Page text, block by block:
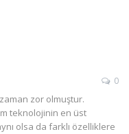
0
zor olmuştur.
teknolojinin en üst
olsa da farklı özelliklere